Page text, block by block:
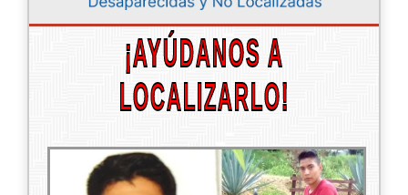
¡AYÚDANOS A
LOCALIZARLO!